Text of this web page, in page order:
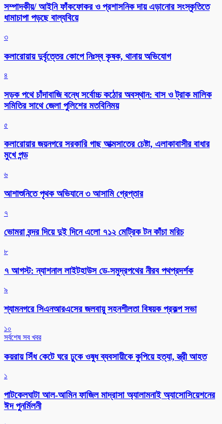
সম্পাদকীয়/ আইনি ফাঁকফোকর ও প্রশাসনিক দায় এড়ানোর সংস্কৃতিতে
ধামাচাপা পড়ছে বাল্যবিয়ে
৩
কলারোয়ায় দুর্বৃত্তের কোপে নিঃস্ব কৃষক, থানায় অভিযোগ
৪
সড়ক পথে চাঁদাবাজি বন্ধে সর্বোচ্চ কঠোর অবস্থান: বাস ও ট্রাক মালিক
সমিতির সাথে জেলা পুলিশের মতবিনিময়
৫
কলারোয়ার জয়নগরে সরকারি গাছ আত্মসাতের চেষ্টা, এলাকাবাসীর বাধার
মুখে পন্ড
৬
আশাশুনিতে পৃথক অভিযানে ৩ আসামি গ্রেপ্তার
৭
ভোমরা বন্দর দিয়ে দুই দিনে এলো ৭১২ মেট্রিক টন কাঁচা মরিচ
৮
৭ আগস্ট: ন্যাশনাল লাইটহাউস ডে-সমুদ্রপথের নীরব পথপ্রদর্শক
৯
শ্যামনগরে সিএনআরএসের জলবায়ু সহনশীলতা বিষয়ক প্রকল্প সভা
১০
সর্বশেষ সব খবর
কয়রায় সিঁধ কেটে ঘরে ঢুকে ওষুধ ব্যবসায়ীকে কুপিয়ে হত্যা, স্ত্রী আহত
১
পাটকেলঘাটা আল-আমিন ফাজিল মাদ্রাসা অ্যালামনাই অ্যাসোসিয়েশনের
ঈদ পুনর্মিলনী